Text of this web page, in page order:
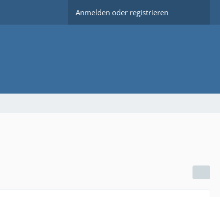
Anmelden oder registrieren